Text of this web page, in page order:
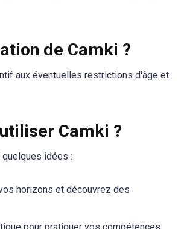
de Camki ?
aux éventuelles restrictions d'âge et
Camki ?
idées :
horizons et découvrez des